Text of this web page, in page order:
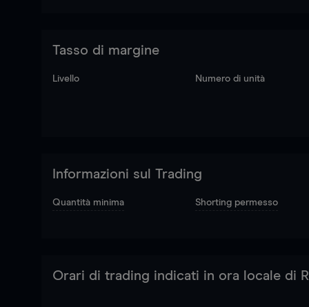
Tasso di margine
Livello Numero di unità
Informazioni sul Trading
Quantità minima Shorting permesso
Orari di trading indicati in ora locale di